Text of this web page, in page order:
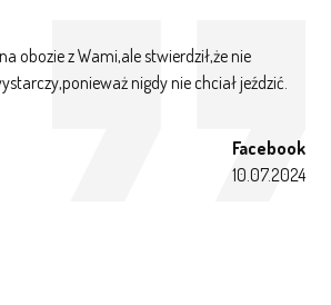
obozie z Wami,ale stwierdził,że nie
nigdy nie chciał jeździć.
Facebook
10.07.2024